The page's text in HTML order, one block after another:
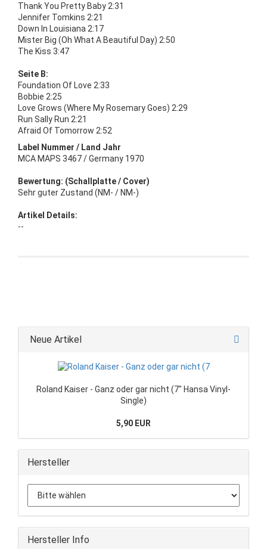
Thank You Pretty Baby 2:31
Jennifer Tomkins 2:21
Down In Louisiana 2:17
Mister Big (Oh What A Beautiful Day) 2:50
The Kiss 3:47
Seite B:
Foundation Of Love 2:33
Bobbie 2:25
Love Grows (Where My Rosemary Goes) 2:29
Run Sally Run 2:21
Afraid Of Tomorrow 2:52
Label Nummer / Land Jahr
MCA MAPS 3467 / Germany 1970
Bewertung: (Schallplatte / Cover)
Sehr guter Zustand (NM- / NM-)
Artikel Details:
--
Neue Artikel
Roland Kaiser - Ganz oder gar nicht (7" Hansa Vinyl-
Single)
5,90 EUR
Hersteller
Hersteller Info